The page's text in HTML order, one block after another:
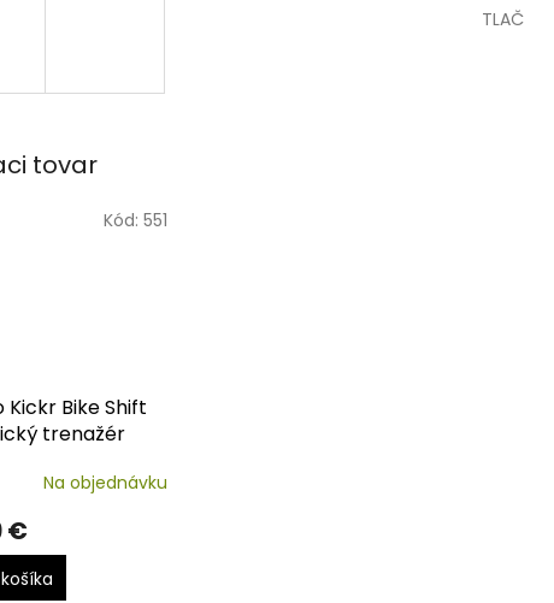
TLAČ
tovar
Kickr Bike Shift
trenažér
Na objednávku
€
Kód: 551